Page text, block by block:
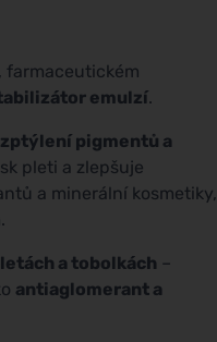
farmaceutickém
emulzí.
pigmentů a
pleti a zlepšuje
a minerální kosmetiky,
a tobolkách –
antiaglomerant a